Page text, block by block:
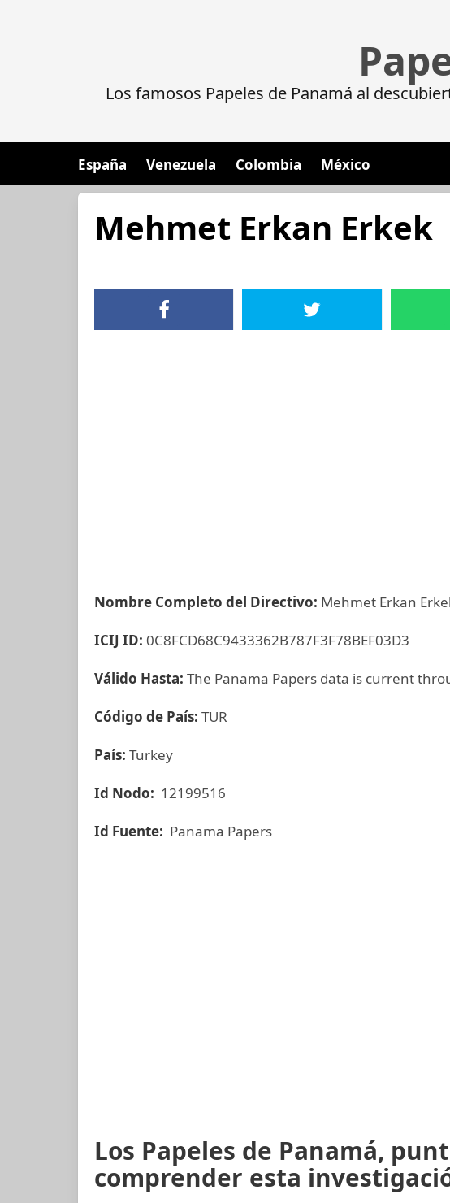
Los famosos Papeles de Panamá al
España Venezuela Colombia México
Mehmet Erkan Erkek
Nombre Completo del Directivo: Mehmet Erkan
ICIJ ID: 0C8FCD68C9433362B787F3F78BEF03D3
Válido Hasta: The Panama Papers data is current
Código de País: TUR
País: Turkey
Id Nodo: 12199516
Id Fuente: Panama Papers
Los Papeles de Panamá,
comprender esta